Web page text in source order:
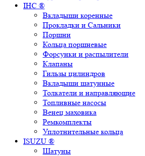
IHC ®
Вкладыши коренные
Прокладки и Сальники
Поршни
Кольца поршневые
Форсунки и распылители
Клапаны
Гильзы цилиндров
Вкладыши шатунные
Толкатели и направляющие
Топливные насосы
Венец маховика
Ремкомплекты
Уплотнительные кольца
ISUZU ®
Шатуны